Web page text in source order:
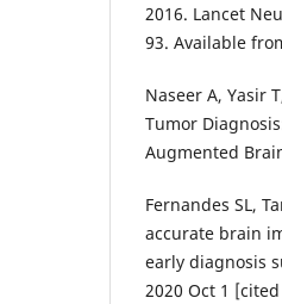
2016. Lancet
93. Available
Naseer A, Yasir
Tumor
Augmented
Fernandes SL,
accurate brain
early diagnosis
2020 Oct 1